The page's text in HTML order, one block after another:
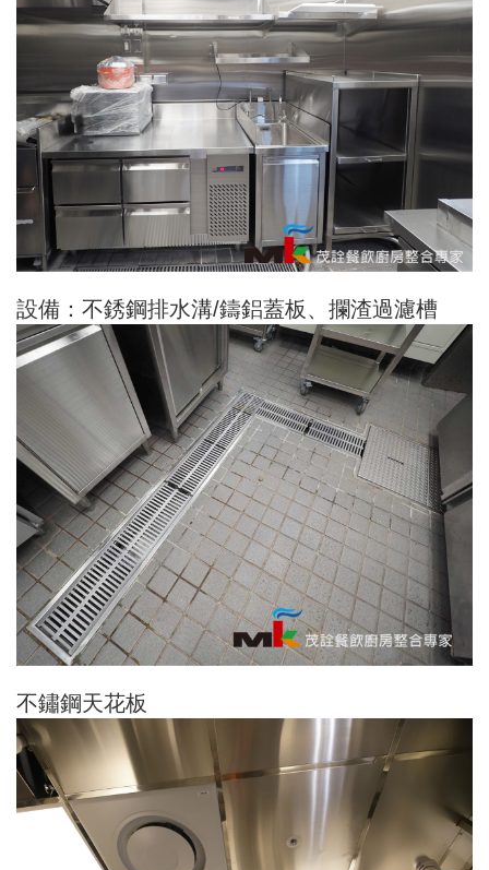
設備：不銹鋼排水溝/鑄鋁蓋板、攔渣過濾槽
不鏽鋼天花板